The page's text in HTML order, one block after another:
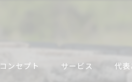
コンセプト サービス 代表